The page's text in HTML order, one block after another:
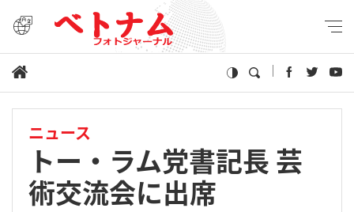
ニュース
トー・ラム党書記長 芸
術交流会に出席